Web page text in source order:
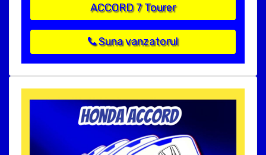
ACCORD 7 Tourer
Suna vanzatorul